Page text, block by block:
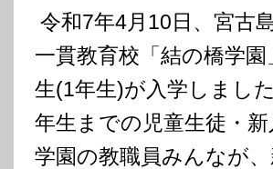
令和7年4月10日、宮古
一貫教育校「結の橋学
生(1年生)が入学しまし
年生までの児童生徒・
学園の教職員みんなが